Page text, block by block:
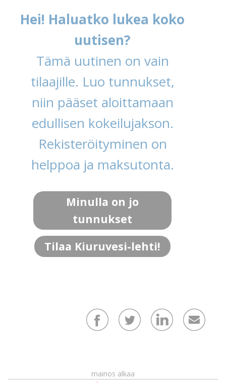
Hei! Haluatko lukea koko
uutisen?
Tämä uutinen on vain
tilaajille. Luo tunnukset,
niin pääset aloittamaan
edullisen kokeilujakson.
Rekisteröityminen on
helppoa ja maksutonta.
Minulla on jo
tunnukset
Tilaa Kiuruvesi-lehti!
mainos alkaa